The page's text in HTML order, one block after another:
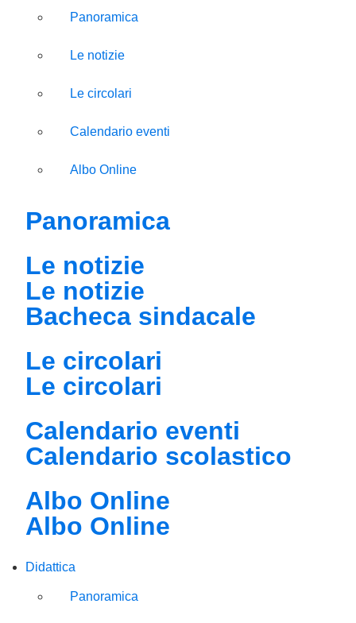
Panoramica
Le notizie
Le circolari
Calendario eventi
Albo Online
Panoramica
Le notizie
Le notizie
Bacheca sindacale
Le circolari
Le circolari
Calendario eventi
Calendario scolastico
Albo Online
Albo Online
Didattica
Panoramica